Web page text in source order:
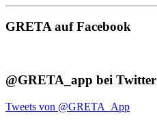
GRETA auf Facebook
@GRETA_app bei Twitter
Tweets von @GRETA_App